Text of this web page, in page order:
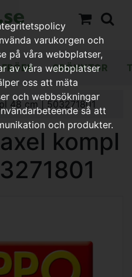
GRÖNYTOR
48 cm | 503271801
kompl
varukorgen och
på våra webbplatser,
av våra webbplatser
oss att mäta
och webbsökningar
så att
och produkter.